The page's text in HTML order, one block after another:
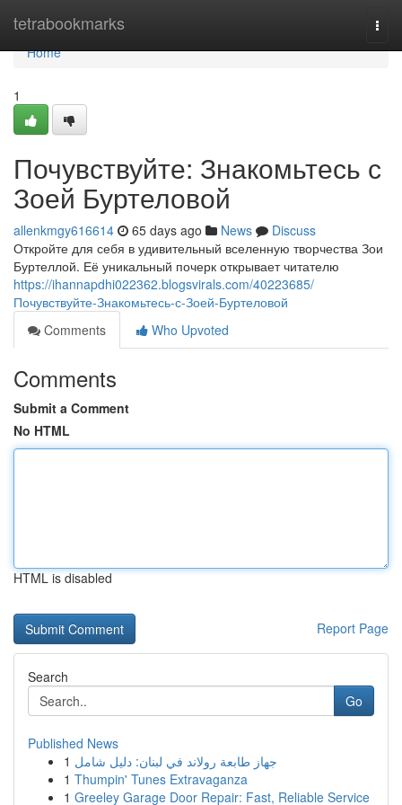
tetrabookmarks
Home
Home
1
Почувствуйте: Знакомьтесь с
Зоей Буртеловой
allenkmgy616614 65 days ago News
Discuss
Откройте для себя в удивительный вселенную творчества Зои
Буртеллой. Её уникальный почерк открывает читателю
https://ihannapdhi022362.blogsvirals.com/40223685/
Почувствуйте-Знакомьтесь-с-Зоей-Буртеловой
Comments
Who Upvoted
Comments
Submit a Comment
No HTML
HTML is disabled
Report Page
Search
Go
Published News
1 جهاز طابعة رولاند في لبنان: دليل شامل
1 Thumpin' Tunes Extravaganza
1 Greeley Garage Door Repair: Fast, Reliable Service